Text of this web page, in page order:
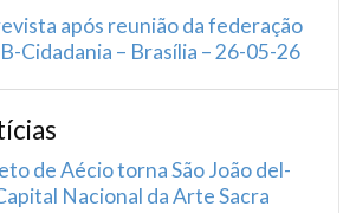
após reunião da federação
Cidadania – Brasília – 26-05-26
de Aécio torna São João del-
Nacional da Arte Sacra